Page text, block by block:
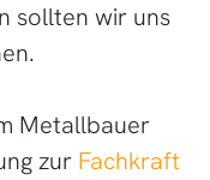
sollten wir uns
Metallbauer
zur Fachkraft